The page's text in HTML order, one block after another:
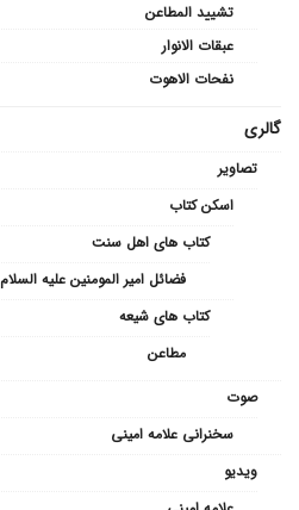
تشیید المطاعن
عبقات الانوار
نفحات الاهوت
گالری
تصاویر
اسکن کتاب
کتاب های اهل سنت
فضائل امیر المومنین علیه السلام
کتاب های شیعه
مطاعن
صوت
سخنرانی علامه امینی
ویدیو